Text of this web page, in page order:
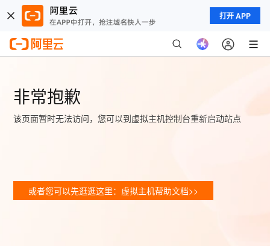
打开 APP
非常抱歉
该页面暂时无法访问，您可以到虚拟主机控制台重新启动站点
或者您可以先逛逛这里：虚拟主机帮助文档>>